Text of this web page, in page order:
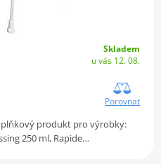
Skladem
u vás 12. 08.
Porovnat
produkt pro výrobky:
250 ml, Rapide…